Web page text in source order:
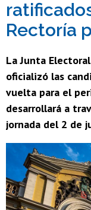
Rectoría
La Junta
oficializó las
vuelta para el
desarrollará a
jornada del 2 de